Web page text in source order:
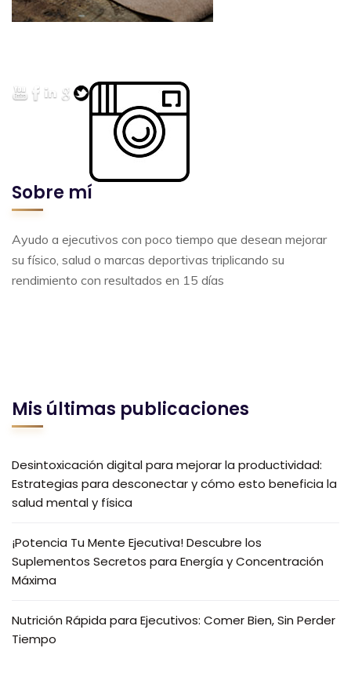
Sobre mí
Ayudo a ejecutivos con poco tiempo que desean mejorar
su físico, salud o marcas deportivas triplicando su
rendimiento con resultados en 15 días
Mis últimas publicaciones
Desintoxicación digital para mejorar la productividad:
Estrategias para desconectar y cómo esto beneficia la
salud mental y física
¡Potencia Tu Mente Ejecutiva! Descubre los
Suplementos Secretos para Energía y Concentración
Máxima
Nutrición Rápida para Ejecutivos: Comer Bien, Sin Perder
Tiempo